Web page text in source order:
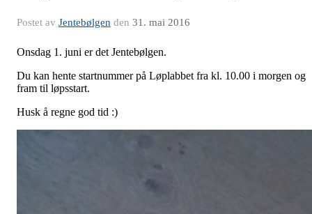
Postet av Jentebølgen den 31. mai 2016
Onsdag 1. juni er det Jentebølgen.
Du kan hente startnummer på Løplabbet fra kl. 10.00 i morgen og
fram til løpsstart.
Husk å regne god tid :)